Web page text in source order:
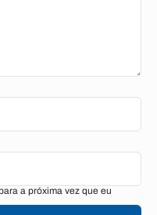
a próxima vez que eu